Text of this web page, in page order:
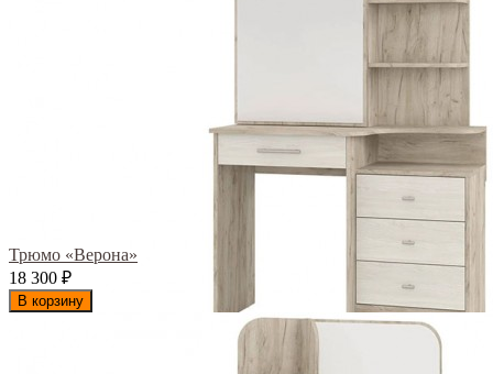
Трюмо «Верона»
18 300 ₽
В корзину